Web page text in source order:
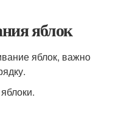
яблок
яблок, важно